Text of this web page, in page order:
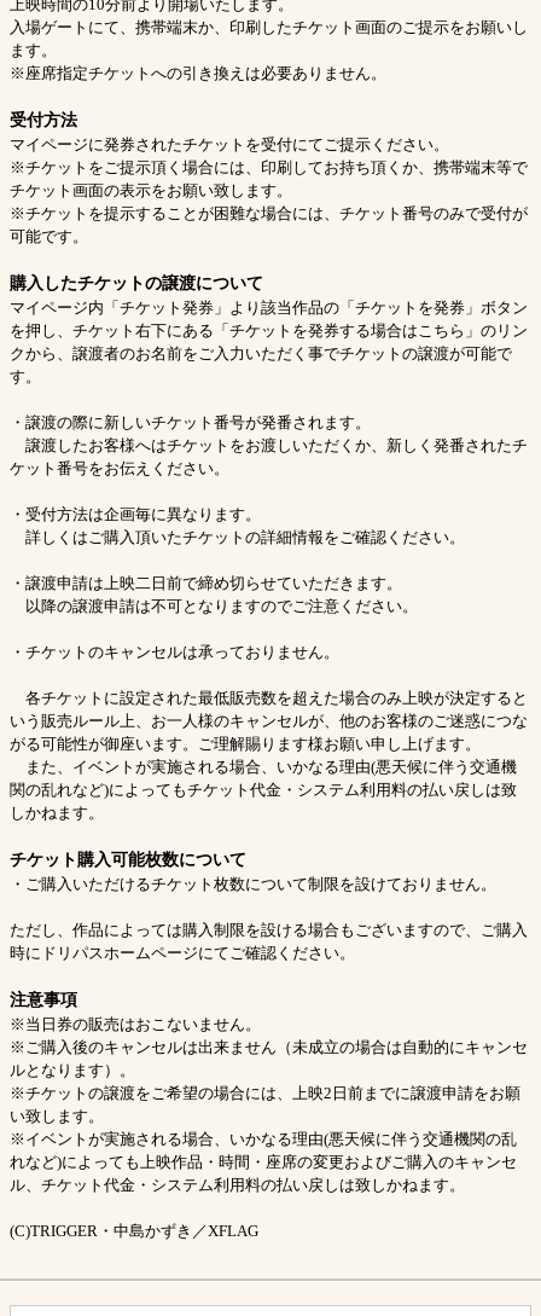
上映時間の10分前より開場いたします。
入場ゲートにて、携帯端末か、印刷したチケット画面のご提示をお願いし
ます。
※座席指定チケットへの引き換えは必要ありません。
受付方法
マイページに発券されたチケットを受付にてご提示ください。
※チケットをご提示頂く場合には、印刷してお持ち頂くか、携帯端末等で
チケット画面の表示をお願い致します。
※チケットを提示することが困難な場合には、チケット番号のみで受付が
可能です。
購入したチケットの譲渡について
マイページ内「チケット発券」より該当作品の「チケットを発券」ボタン
を押し、チケット右下にある「チケットを発券する場合はこちら」のリン
クから、譲渡者のお名前をご入力いただく事でチケットの譲渡が可能で
す。
・譲渡の際に新しいチケット番号が発番されます。
譲渡したお客様へはチケットをお渡しいただくか、新しく発番されたチ
ケット番号をお伝えください。
・受付方法は企画毎に異なります。
詳しくはご購入頂いたチケットの詳細情報をご確認ください。
・譲渡申請は上映二日前で締め切らせていただきます。
以降の譲渡申請は不可となりますのでご注意ください。
・チケットのキャンセルは承っておりません。
各チケットに設定された最低販売数を超えた場合のみ上映が決定すると
いう販売ルール上、お一人様のキャンセルが、他のお客様のご迷惑につな
がる可能性が御座います。ご理解賜ります様お願い申し上げます。
また、イベントが実施される場合、いかなる理由(悪天候に伴う交通機
関の乱れなど)によってもチケット代金・システム利用料の払い戻しは致
しかねます。
チケット購入可能枚数について
・ご購入いただけるチケット枚数について制限を設けておりません。
ただし、作品によっては購入制限を設ける場合もございますので、ご購入
時にドリパスホームページにてご確認ください。
注意事項
※当日券の販売はおこないません。
※ご購入後のキャンセルは出来ません（未成立の場合は自動的にキャンセ
ルとなります）。
※チケットの譲渡をご希望の場合には、上映2日前までに譲渡申請をお願
い致します。
※イベントが実施される場合、いかなる理由(悪天候に伴う交通機関の乱
れなど)によっても上映作品・時間・座席の変更およびご購入のキャンセ
ル、チケット代金・システム利用料の払い戻しは致しかねます。
(C)TRIGGER・中島かずき／XFLAG